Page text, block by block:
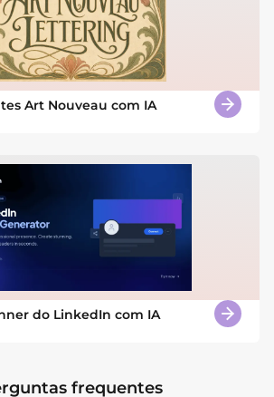
Art Nouveau com IA
do LinkedIn com IA
frequentes